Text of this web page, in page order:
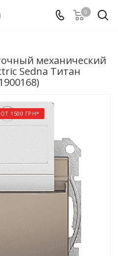
0
механический
Sedna Титан
1500 ГРН*